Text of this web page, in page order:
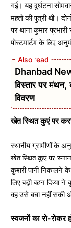
गई। यह दुर्घटना
महतो की पुत्री थी।
पर थाना कुमार
पोस्टमार्टम के लिए
Dhanbad
विस्तार पर
विवरण
खेत स्थित कुएं पर
स्थानीय ग्रामीणों के
खेत स्थित कुएं पर
कुमारी पानी
लिए बड़ी बहन दिव्या
वह उसे बचा नहीं सकी
स्वजनों का रो-रोकर